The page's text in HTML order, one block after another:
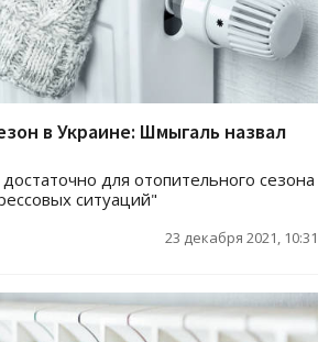
в Украине: Шмыгаль назвал
для отопительного сезона
ситуаций"
23 декабря 2021, 10:31